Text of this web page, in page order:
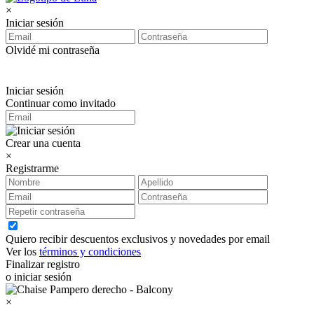
×
Iniciar sesión
Olvidé mi contraseña
Iniciar sesión
Continuar como invitado
Crear una cuenta
×
Registrarme
Quiero recibir descuentos exclusivos y novedades por email
Ver los términos y condiciones
Finalizar registro
o iniciar sesión
×